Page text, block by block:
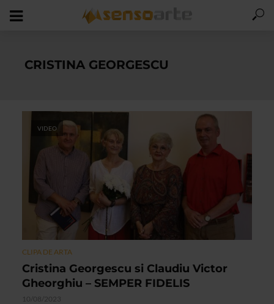
CRISTINA GEORGESCU
VIDEO
CLIPA DE ARTA
Cristina Georgescu si Claudiu Victor
Gheorghiu – SEMPER FIDELIS
10/08/2023